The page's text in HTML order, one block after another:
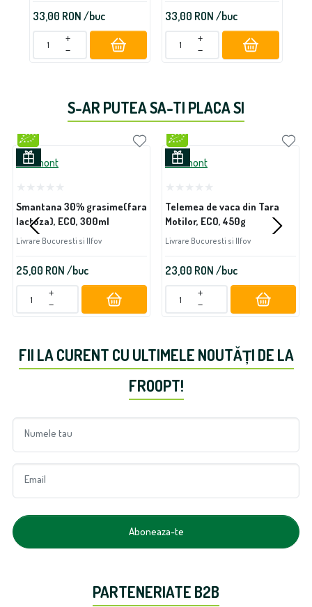
33,00 RON /buc
+
−
33,00 RON /buc
+
−
S-AR PUTEA SA-TI PLACA SI
Lactmont
Smantana 30% grasime(fara
lactoza), ECO, 300ml
Livrare Bucuresti si Ilfov
25,00 RON /buc
+
−
Lactmont
Telemea de vaca din Tara
Motilor, ECO, 450g
Livrare Bucuresti si Ilfov
23,00 RON /buc
+
−
FII LA CURENT CU ULTIMELE NOUTĂȚI DE LA
FROOPT!
Numele tau
Email
Aboneaza-te
PARTENERIATE B2B